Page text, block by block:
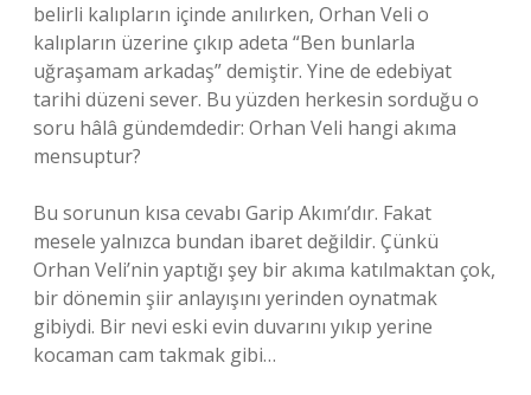
belirli kalıpların içinde anılırken, Orhan Veli o
kalıpların üzerine çıkıp adeta “Ben bunlarla
uğraşamam arkadaş” demiştir. Yine de edebiyat
tarihi düzeni sever. Bu yüzden herkesin sorduğu o
soru hâlâ gündemdedir: Orhan Veli hangi akıma
mensuptur?
Bu sorunun kısa cevabı Garip Akımı’dır. Fakat
mesele yalnızca bundan ibaret değildir. Çünkü
Orhan Veli’nin yaptığı şey bir akıma katılmaktan çok,
bir dönemin şiir anlayışını yerinden oynatmak
gibiydi. Bir nevi eski evin duvarını yıkıp yerine
kocaman cam takmak gibi…